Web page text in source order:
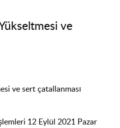
ve
ve sert çatallanması
12 Eylül 2021 Pazar